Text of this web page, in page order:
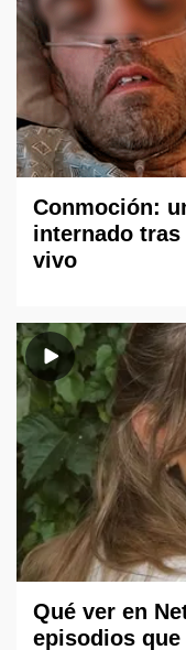
Conmoción:
internado
vivo
Qué ver en
episodios